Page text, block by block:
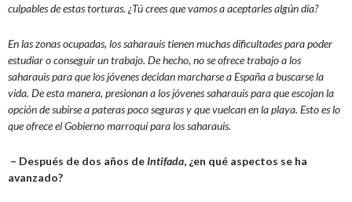
culpables de estas torturas. ¿Tú crees que vamos a aceptarles algún día?
En las zonas ocupadas, los saharauis tienen muchas dificultades para poder
estudiar o conseguir un trabajo. De hecho, no se ofrece trabajo a los
saharauis para que los jóvenes decidan marcharse a España a buscarse la
vida. De esta manera, presionan a los jóvenes saharauis para que escojan la
opción de subirse a pateras poco seguras y que vuelcan en la playa. Esto es lo
que ofrece el Gobierno marroquí para los saharauis.
– Después de dos años deIntifada, ¿en qué aspectos se ha
avanzado?